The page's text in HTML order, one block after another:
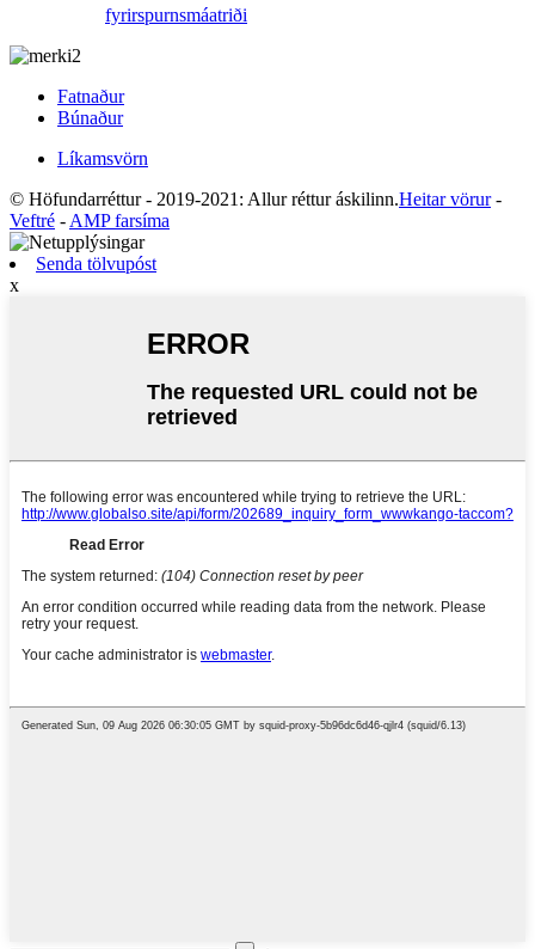
fyrirspurnsmáatriði
Fatnaður
Búnaður
Líkamsvörn
© Höfundarréttur - 2019-2021: Allur réttur áskilinn.Heitar vörur-
Veftré - AMP farsíma
Senda tölvupóst
x